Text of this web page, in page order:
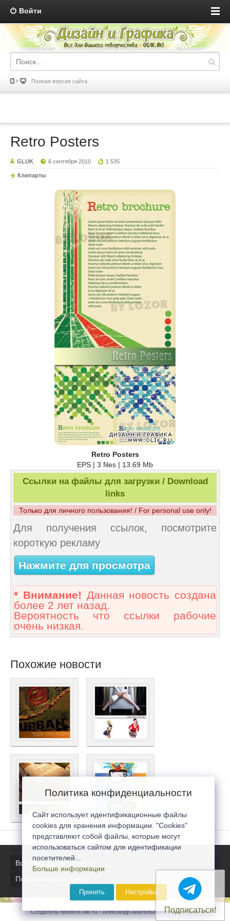
Войти
Полная версия сайта
Retro Posters
GLUK 6 сентября 2010 1 535
Клипарты
Retro Posters
EPS | 3 files | 13.69 Mb
Ссылки на файлы для загрузки / Download
links
Только для личного пользования! / For personal use only!
Для получения ссылок, посмотрите
короткую рекламу
Нажмите для просмотра
* Внимание! Данная новость создана
более 2 лет назад.
Вероятность что ссылки рабочие
очень низкая.
Похожие новости
Все последние новости
Полная версия сайта
Создатель проекта 0lik.ru - Александр Анатольевич © 2007-2026
Подписаться!
Политика конфиденциальности
Сайт использует идентификационные файлы
cookies для хранения информации. "Cookies"
представляют собой файлы, которые могут
использоваться сайтом для идентификации
посетителей...
Больше информации
Принять Настройка